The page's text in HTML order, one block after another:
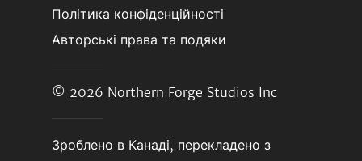
Політика конфіденційності
Авторські права та подяки
© 2026 Northern Forge Studios Inc
Зроблено в Канаді, перекладено з